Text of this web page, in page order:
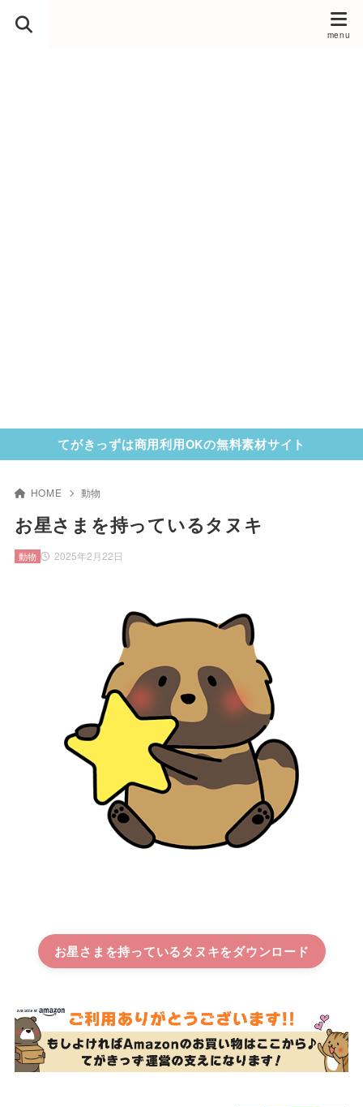
てがきっずは商用利用OKの無料素材サイト
HOME 動物
お星さまを持っているタヌキ
2025年2月22日
動物
お星さまを持っているタヌキ